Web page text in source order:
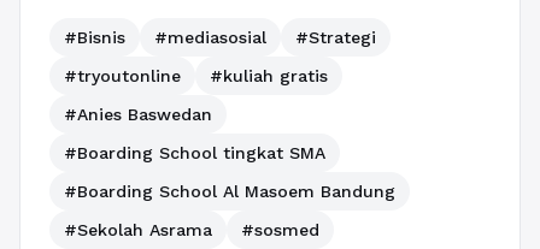
#Bisnis #mediasosial
#Strategi
#tryoutonline
#kuliah gratis
#Anies Baswedan
#Boarding School tingkat SMA
#Boarding School Al Masoem Bandung
#Sekolah Asrama
#sosmed